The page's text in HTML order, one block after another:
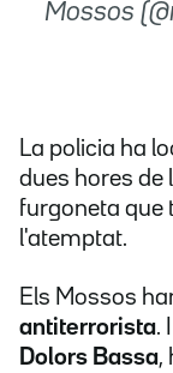
 Mossos
La policia ha
dues hores de
furgoneta que
l'atemptat.
Els Mossos
antiterrorista.
Dolors Bassa,